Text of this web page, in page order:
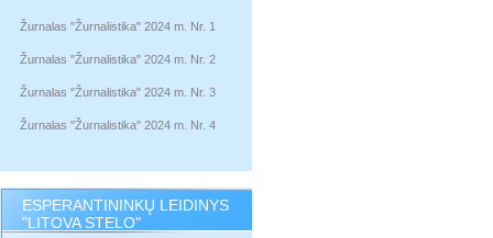
Žurnalas "Žurnalistika" 2024 m. Nr. 1
Žurnalas "Žurnalistika" 2024 m. Nr. 2
Žurnalas "Žurnalistika" 2024 m. Nr. 3
Žurnalas "Žurnalistika" 2024 m. Nr. 4
ESPERANTININKŲ LEIDINYS
"LITOVA STELO"